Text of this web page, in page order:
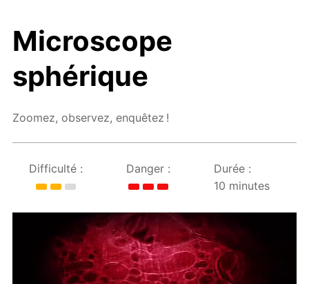
Microscope
sphérique
Zoomez, observez, enquêtez !
Difficulté : Danger :
Durée :
10 minutes